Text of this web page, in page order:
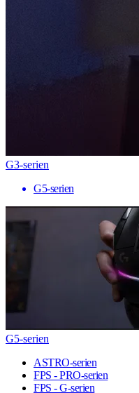
G3-serien
G5-serien
G5-serien
ASTRO-serien
FPS - PRO-serien
FPS - G-serien